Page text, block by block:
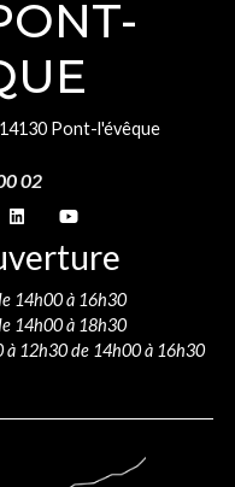
Pont-l'évêque
02
nous sur
Suivez-nous sur
Suivez-nous sur
14h00 à 16h30
14h00 à 18h30